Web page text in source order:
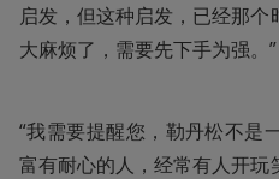
启发，但这种启发，已经那
大麻烦了，需要先下手为强。”
“我需要提醒您，勒丹松不是
富有耐心的人，经常有人开